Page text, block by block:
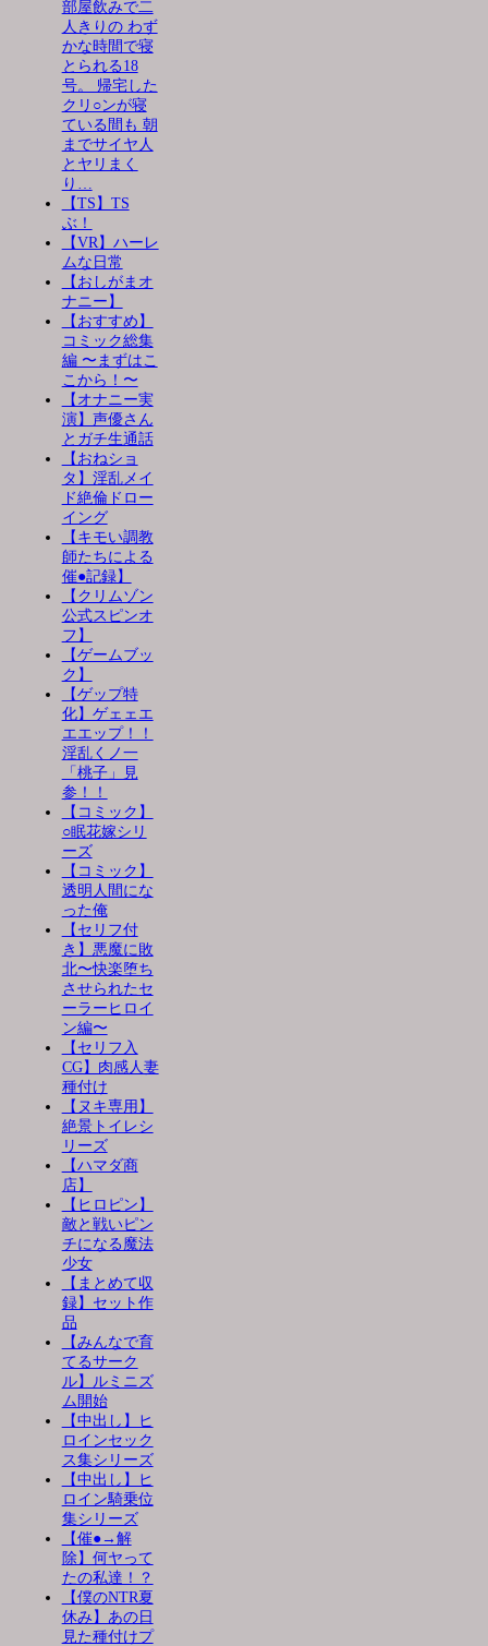
部屋飲みで二
人きりの わず
かな時間で寝
とられる18
号。 帰宅した
クリ○ンが寝
ている間も 朝
までサイヤ人
とヤリまく
り…
【TS】TS
ぶ！
【VR】ハーレ
ムな日常
【おしがまオ
ナニー】
【おすすめ】
コミック総集
編 〜まずはこ
こから！〜
【オナニー実
演】声優さん
とガチ生通話
【おねショ
タ】淫乱メイ
ド絶倫ドロー
イング
【キモい調教
師たちによる
催●記録】
【クリムゾン
公式スピンオ
フ】
【ゲームブッ
ク】
【ゲップ特
化】ゲェェエ
エエップ！！
淫乱くノ一
「桃子」見
参！！
【コミック】
○眠花嫁シリ
ーズ
【コミック】
透明人間にな
った俺
【セリフ付
き】悪魔に敗
北〜快楽堕ち
させられたセ
ーラーヒロイ
ン編〜
【セリフ入
CG】肉感人妻
種付け
【ヌキ専用】
絶景トイレシ
リーズ
【ハマダ商
店】
【ヒロピン】
敵と戦いピン
チになる魔法
少女
【まとめて収
録】セット作
品
【みんなで育
てるサーク
ル】ルミニズ
ム開始
【中出し】ヒ
ロインセック
ス集シリーズ
【中出し】ヒ
ロイン騎乗位
集シリーズ
【催●→解
除】何ヤって
たの私達！？
【僕のNTR夏
休み】あの日
見た種付けプ